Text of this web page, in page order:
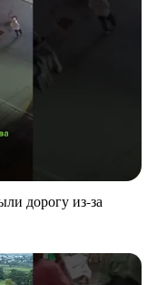
дорогу из-за